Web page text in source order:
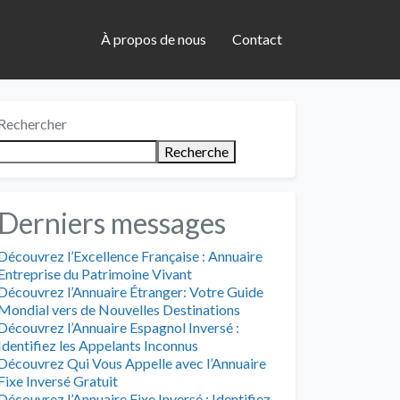
À propos de nous Contact
Recherche
messages
l’Excellence Française : Annuaire
du Patrimoine Vivant
l’Annuaire Étranger: Votre Guide
vers de Nouvelles Destinations
l’Annuaire Espagnol Inversé :
les Appelants Inconnus
Qui Vous Appelle avec l’Annuaire
Inversé Gratuit